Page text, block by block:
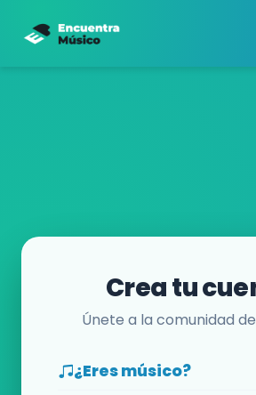
Crea tu
Únete a la comunidad
¿Eres músico?